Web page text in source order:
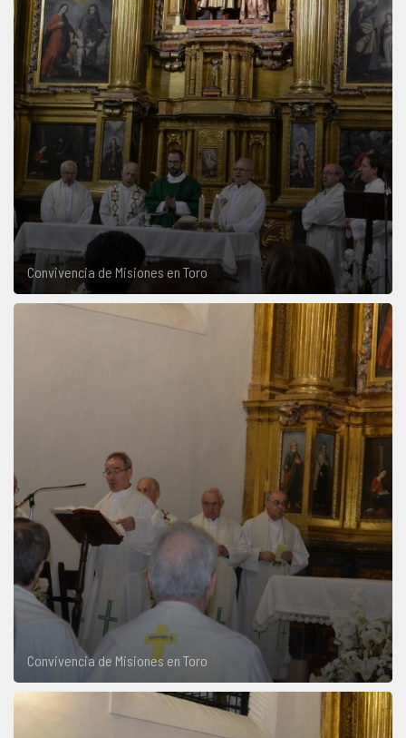
Convivencia de Misiones en Toro
Convivencia de Misiones en Toro